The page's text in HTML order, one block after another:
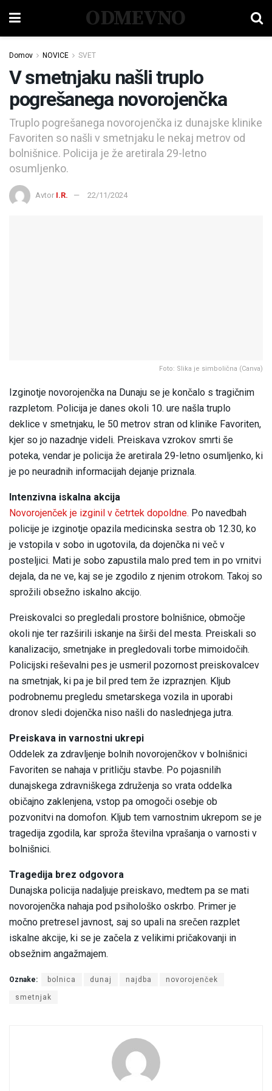
ODMEVNO
Domov NOVICE SVET
V smetnjaku našli truplo
pogrešanega novorojenčka
Truplo pogrešanega novorojenčka iz dunajske klinike
Favoriten so našli v smetnjaku le nekaj metrov od
bolnišnice. Policija je že aretirala 29-letno
osumljenko.
Avtor I.R. 22/11/2024
Foto: Slika je simbolična (Canva)
Izginotje novorojenčka na Dunaju se je končalo s tragičnim
razpletom. Policija je danes okoli 10. ure našla truplo
deklice v smetnjaku, le 50 metrov stran od klinike Favoriten,
kjer so jo nazadnje videli. Preiskava vzrokov smrti še
poteka, vendar je policija že aretirala 29-letno osumljenko, ki
je po neuradnih informacijah dejanje priznala.
Intenzivna iskalna akcija
Novorojenček je izginil v četrtek dopoldne. Po navedbah
policije je izginotje opazila medicinska sestra ob 12.30, ko
je vstopila v sobo in ugotovila, da dojenčka ni več v
posteljici. Mati je sobo zapustila malo pred tem in po vrnitvi
dejala, da ne ve, kaj se je zgodilo z njenim otrokom. Takoj so
sprožili obsežno iskalno akcijo.
Preiskovalci so pregledali prostore bolnišnice, območje
okoli nje ter razširili iskanje na širši del mesta. Preiskali so
kanalizacijo, smetnjake in pregledovali torbe mimoidočih.
Policijski reševalni pes je usmeril pozornost preiskovalcev
na smetnjak, ki pa je bil pred tem že izpraznjen. Kljub
podrobnemu pregledu smetarskega vozila in uporabi
dronov sledi dojenčka niso našli do naslednjega jutra.
Preiskava in varnostni ukrepi
Oddelek za zdravljenje bolnih novorojenčkov v bolnišnici
Favoriten se nahaja v pritličju stavbe. Po pojasnilih
dunajskega zdravniškega združenja so vrata oddelka
običajno zaklenjena, vstop pa omogoči osebje ob
pozvonitvi na domofon. Kljub tem varnostnim ukrepom se je
tragedija zgodila, kar sproža številna vprašanja o varnosti v
bolnišnici.
Tragedija brez odgovora
Dunajska policija nadaljuje preiskavo, medtem pa se mati
novorojenčka nahaja pod psihološko oskrbo. Primer je
močno pretresel javnost, saj so upali na srečen razplet
iskalne akcije, ki se je začela z velikimi pričakovanji in
obsežnim angažmajem.
Oznake: bolnica dunaj najdba novorojenček
smetnjak